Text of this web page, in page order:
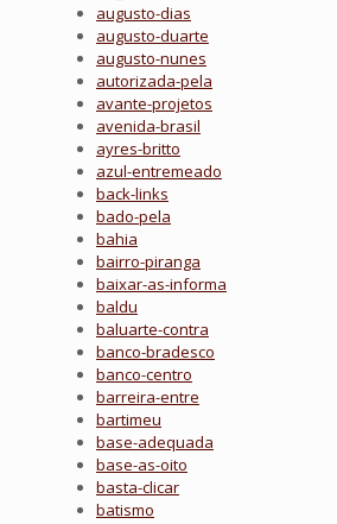
augusto-dias
augusto-duarte
augusto-nunes
autorizada-pela
avante-projetos
avenida-brasil
ayres-britto
azul-entremeado
back-links
bado-pela
bahia
bairro-piranga
baixar-as-informa
baldu
baluarte-contra
banco-bradesco
banco-centro
barreira-entre
bartimeu
base-adequada
base-as-oito
basta-clicar
batismo